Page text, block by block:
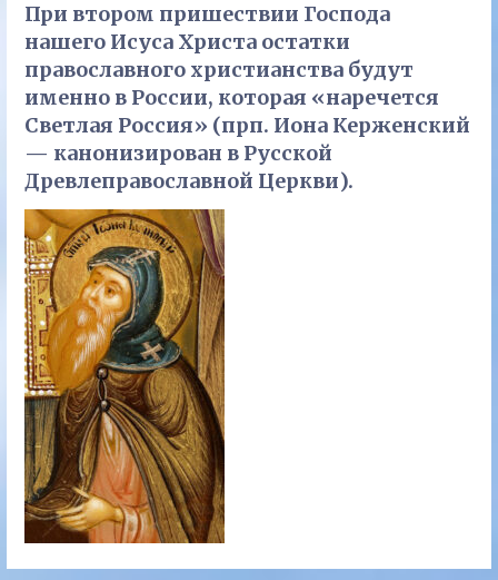
При втором пришествии Господа
нашего Исуса Христа остатки
православного христианства будут
именно в России, которая «наречется
Светлая Россия» (прп. Иона Керженский
— канонизирован в Русской
Древлеправославной Церкви).